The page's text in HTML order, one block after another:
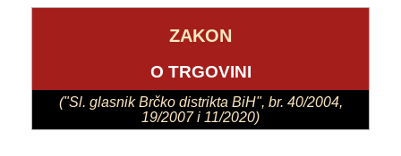
ZAKON
O TRGOVINI
("Sl. glasnik Brčko distrikta BiH", br. 40/2004,
19/2007 i 11/2020)